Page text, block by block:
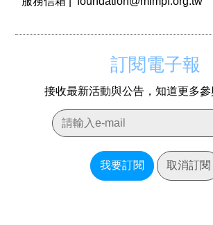
訂閱電子報
接收最新活動與公告，知道更多參
我要訂閱 取消訂閱